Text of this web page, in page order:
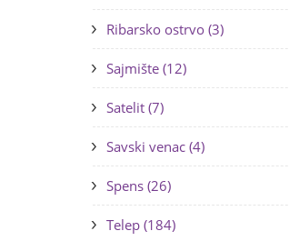
Ribarsko ostrvo (3)
Sajmište (12)
Satelit (7)
Savski venac (4)
Spens (26)
Telep (184)